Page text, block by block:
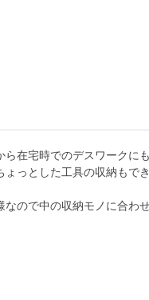
在宅時でのデスワークに
っとした工具の収納もで
ので中の収納モノに合わ